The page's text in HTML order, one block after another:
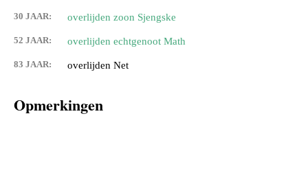
30 JAAR: overlijden zoon Sjengske
52 JAAR: overlijden echtgenoot Math
83 JAAR: overlijden Net
Opmerkingen